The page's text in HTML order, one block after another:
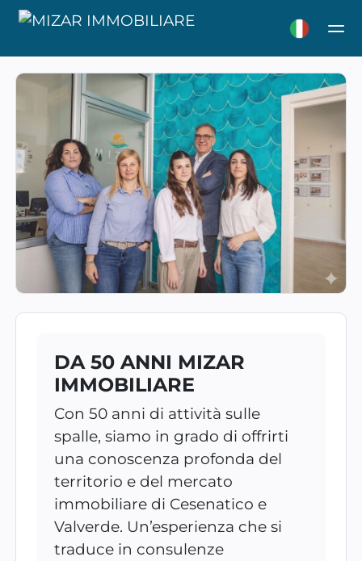
DA 50 ANNI MIZAR
IMMOBILIARE
Con 50 anni di attività sulle
spalle, siamo in grado di offrirti
una conoscenza profonda del
territorio e del mercato
immobiliare di Cesenatico e
Valverde. Un’esperienza che si
traduce in consulenze